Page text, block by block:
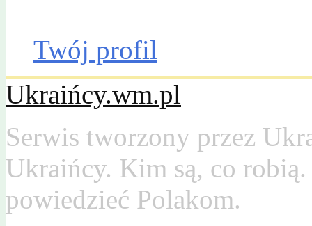
Twój profil
Ukraińcy.wm.pl
Serwis tworzony przez
Ukraińcy. Kim są, co
powiedzieć Polakom.